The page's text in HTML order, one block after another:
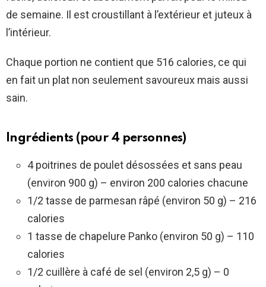
de semaine. Il est croustillant à l’extérieur et juteux à
l’intérieur.
Chaque portion ne contient que 516 calories, ce qui
en fait un plat non seulement savoureux mais aussi
sain.
Ingrédients (pour 4 personnes)
4 poitrines de poulet désossées et sans peau
(environ 900 g) – environ 200 calories chacune
1/2 tasse de parmesan râpé (environ 50 g) – 216
calories
1 tasse de chapelure Panko (environ 50 g) – 110
calories
1/2 cuillère à café de sel (environ 2,5 g) – 0